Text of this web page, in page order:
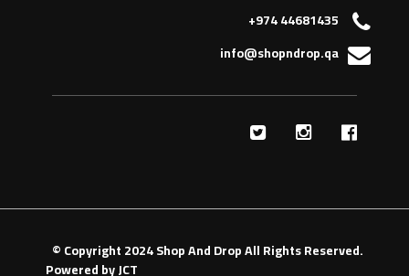
+974 44681435
info@shopndrop.qa
© Copyright 2024 Shop And Drop All Rights Reserved.
Powered byJCT